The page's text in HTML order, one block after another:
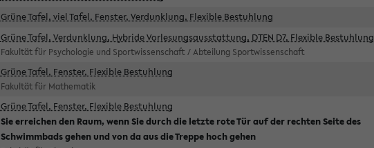
Grüne Tafel, viel Tafel, Fenster, Verdunklung, Flexible Bestuhlung
Grüne Tafel, Verdunklung, Hybride Vorlesungsausstattung, DTEN D7, Flexible Bestuhlung
Fakultät für Psychologie und Sportwissenschaft / Abteilung Sportwissenschaft
Grüne Tafel, Fenster, Flexible Bestuhlung
Fakultät für Mathematik
Grüne Tafel, Fenster, Flexible Bestuhlung
Sie erreichen den Raum, wenn Sie durch die letzte rote Tür auf der rechten Seite des
Schwimmbads gehen und von da aus die Treppe hoch gehen